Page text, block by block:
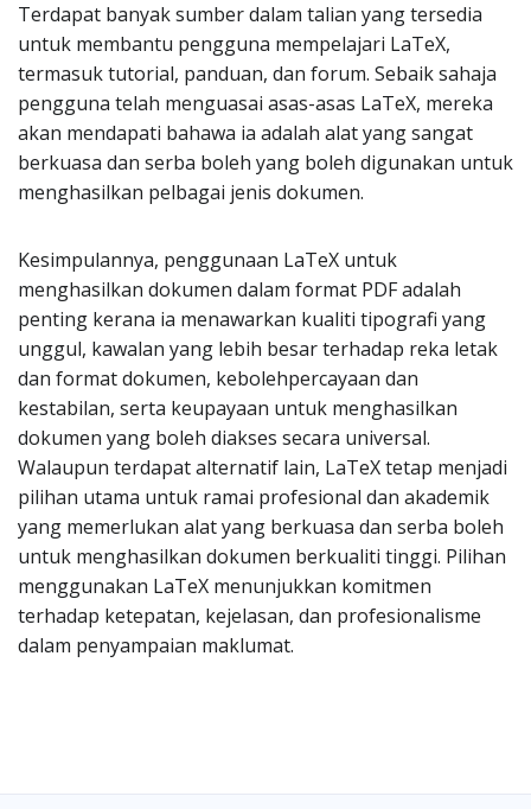
Terdapat banyak sumber dalam talian yang tersedia
untuk membantu pengguna mempelajari LaTeX,
termasuk tutorial, panduan, dan forum. Sebaik sahaja
pengguna telah menguasai asas-asas LaTeX, mereka
akan mendapati bahawa ia adalah alat yang sangat
berkuasa dan serba boleh yang boleh digunakan untuk
menghasilkan pelbagai jenis dokumen.
Kesimpulannya, penggunaan LaTeX untuk
menghasilkan dokumen dalam format PDF adalah
penting kerana ia menawarkan kualiti tipografi yang
unggul, kawalan yang lebih besar terhadap reka letak
dan format dokumen, kebolehpercayaan dan
kestabilan, serta keupayaan untuk menghasilkan
dokumen yang boleh diakses secara universal.
Walaupun terdapat alternatif lain, LaTeX tetap menjadi
pilihan utama untuk ramai profesional dan akademik
yang memerlukan alat yang berkuasa dan serba boleh
untuk menghasilkan dokumen berkualiti tinggi. Pilihan
menggunakan LaTeX menunjukkan komitmen
terhadap ketepatan, kejelasan, dan profesionalisme
dalam penyampaian maklumat.